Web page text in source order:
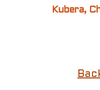
Kubera,